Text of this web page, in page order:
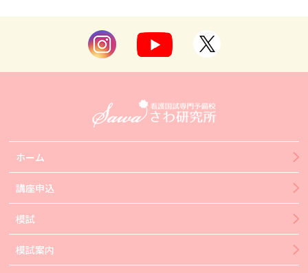
ホーム
講座申込
模試
模試案内